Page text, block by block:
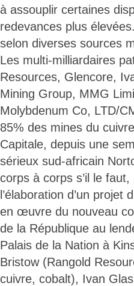
à assouplir certaines
redevances plus
selon diverses sources
Les multi-milliardaires
Resources, Glencore,
Mining Group, MMG
Molybdenum Co, LTD/
85% des mines du
Capitale, depuis une
sérieux sud-africain
corps à corps s’il le
l’élaboration d’un
en œuvre du nouveau
de la République au
Palais de la Nation à
Bristow (Rangold
cuivre, cobalt), Ivan